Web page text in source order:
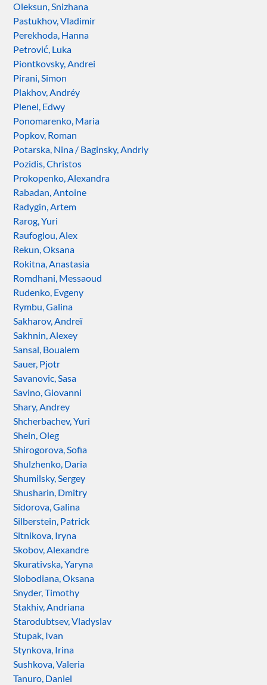
Oleksun, Snizhana
Pastukhov, Vladimir
Perekhoda, Hanna
Petrović, Luka
Piontkovsky, Andrei
Pirani, Simon
Plakhov, Andréy
Plenel, Edwy
Ponomarenko, Maria
Popkov, Roman
Potarska, Nina / Baginsky, Andriy
Pozidis, Christos
Prokopenko, Alexandra
Rabadan, Antoine
Radygin, Artem
Rarog, Yuri
Raufoglou, Alex
Rekun, Oksana
Rokitna, Anastasia
Romdhani, Messaoud
Rudenko, Evgeny
Rymbu, Galina
Sakharov, Andreï
Sakhnin, Alexey
Sansal, Boualem
Sauer, Pjotr
Savanovic, Sasa
Savino, Giovanni
Shary, Andrey
Shcherbachev, Yuri
Shein, Oleg
Shirogorova, Sofia
Shulzhenko, Daria
Shumilsky, Sergey
Shusharin, Dmitry
Sidorova, Galina
Silberstein, Patrick
Sitnikova, Iryna
Skobov, Alexandre
Skurativska, Yaryna
Slobodiana, Oksana
Snyder, Timothy
Stakhiv, Andriana
Starodubtsev, Vladyslav
Stupak, Ivan
Stynkova, Irina
Sushkova, Valeria
Tanuro, Daniel